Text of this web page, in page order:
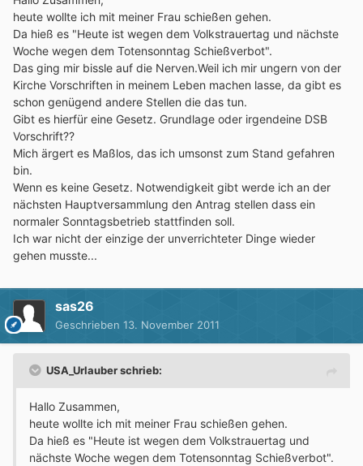
heute wollte ich mit meiner Frau schießen gehen.
Da hieß es "Heute ist wegen dem Volkstrauertag und nächste
Woche wegen dem Totensonntag Schießverbot".
Das ging mir bissle auf die Nerven.Weil ich mir ungern von der
Kirche Vorschriften in meinem Leben machen lasse, da gibt es
schon genügend andere Stellen die das tun.
Gibt es hierfür eine Gesetz. Grundlage oder irgendeine DSB
Vorschrift??
Mich ärgert es Maßlos, das ich umsonst zum Stand gefahren
bin.
Wenn es keine Gesetz. Notwendigkeit gibt werde ich an der
nächsten Hauptversammlung den Antrag stellen dass ein
normaler Sonntagsbetrieb stattfinden soll.
Ich war nicht der einzige der unverrichteter Dinge wieder
gehen musste...
sas26
Geschrieben 13. November 2011
USA_Urlauber schrieb:
Hallo Zusammen,
heute wollte ich mit meiner Frau schießen gehen.
Da hieß es "Heute ist wegen dem Volkstrauertag und
nächste Woche wegen dem Totensonntag Schießverbot".